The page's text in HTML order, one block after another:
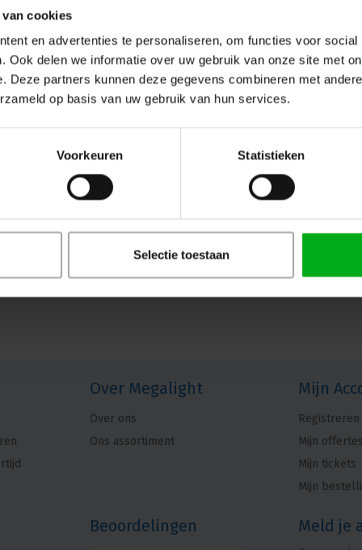
cookies
en advertenties te personaliseren, om functies voor
Ook delen we informatie over uw gebruik van onze site met
Deze partners kunnen deze gegevens combineren met
op basis van uw gebruik van hun services.
Voorkeuren Statistieken
Selectie toestaan
Over Megalight
Over ons
Ons assortiment
Mijn
Registreren
Mijn
Mijn tickets
Mijn
Beoordelingen Meld je